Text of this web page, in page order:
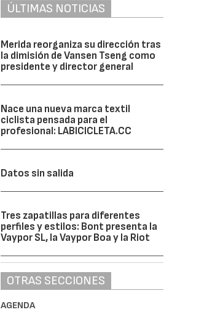
ÚLTIMAS NOTICIAS
Merida reorganiza su dirección tras
la dimisión de Vansen Tseng como
presidente y director general
Nace una nueva marca textil
ciclista pensada para el
profesional: LABICICLETA.CC
Datos sin salida
Tres zapatillas para diferentes
perfiles y estilos: Bont presenta la
Vaypor SL, la Vaypor Boa y la Riot
OTRAS SECCIONES
AGENDA